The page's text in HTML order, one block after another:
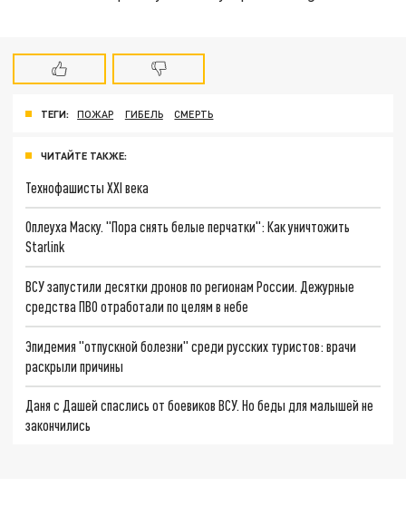
ТЕГИ: ПОЖАР ГИБЕЛЬ СМЕРТЬ
ЧИТАЙТЕ ТАКЖЕ:
Технофашисты XXI века
Оплеуха Маску. "Пора снять белые перчатки": Как уничтожить
Starlink
ВСУ запустили десятки дронов по регионам России. Дежурные
средства ПВО отработали по целям в небе
Эпидемия "отпускной болезни" среди русских туристов: врачи
раскрыли причины
Даня с Дашей спаслись от боевиков ВСУ. Но беды для малышей не
закончились